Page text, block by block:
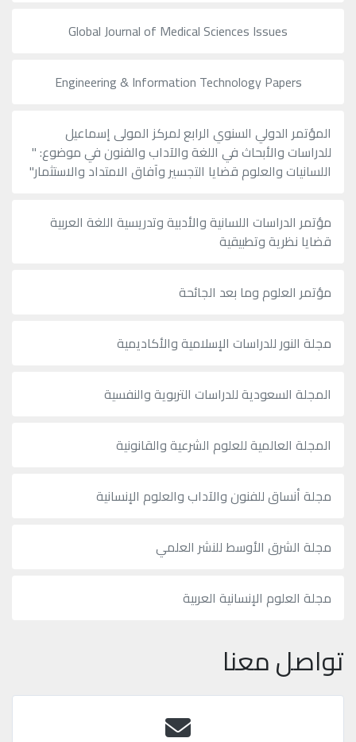
Global Journal of Medical Sciences Issues
Engineering & Information Technology Papers
المؤتمر الدولي السنوي الرابع لمركز المولى إسماعيل
للدراسات والأبحاث في اللغة والآداب والفنون في موضوع: "
اللسانيات والعلوم قضايا التجسير وآفاق الامتداد والاستثمار"
مؤتمر الدراسات اللسانية والأدبية وتدريسية اللغة العربية
قضايا نظرية وتطبيقية
مؤتمر العلوم وما بعد الجائحة
مجلة النور للدراسات الإسلامية والأكاديمية
المجلة السعودية للدراسات التربوية والنفسية
المجلة العالمية للعلوم الشرعية والقانونية
مجلة أنساق للفنون والآداب والعلوم الإنسانية
مجلة الشرق الأوسط للنشر العلمي
مجلة العلوم الإنسانية العربية
تواصل معنا